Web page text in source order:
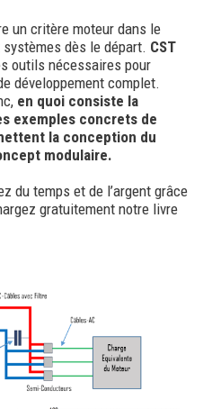
un critère moteur dans le
dès le départ. CST
outils nécessaires pour
développement complet.
en quoi consiste la
exemples concrets de
la conception du
modulaire.
du temps et de l’argent grâce
gratuitement notre livre